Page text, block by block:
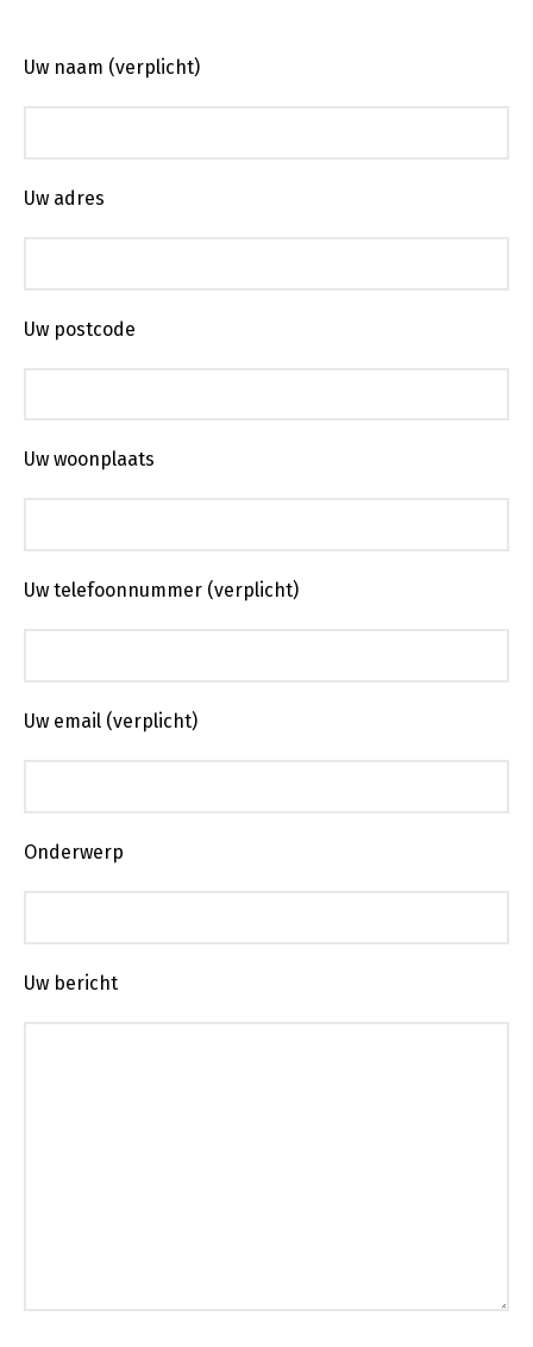
Uw naam (verplicht)
Uw adres
Uw postcode
Uw woonplaats
Uw telefoonnummer (verplicht)
Uw email (verplicht)
Onderwerp
Uw bericht